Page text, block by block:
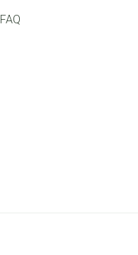
FAQ